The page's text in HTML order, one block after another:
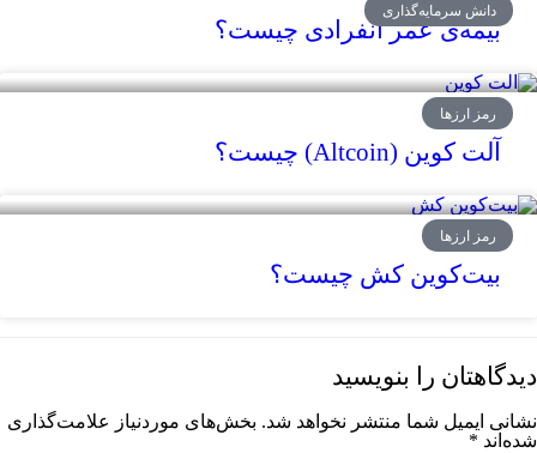
دانش سرمایه‌گذاری
بیمه‌ی عمر انفرادی چیست؟
رمز ارزها
آلت کوین (Altcoin) چیست؟
رمز ارزها
بیت‌‌‌‌‌‌‌‌‌‌‌‌‌‌‌‌‌‌‌‌‌‌‌کوین کش چیست؟
دیدگاهتان را بنویسید
نشانی ایمیل شما منتشر نخواهد شد. بخش‌های موردنیاز علامت‌گذاری
شده‌اند *